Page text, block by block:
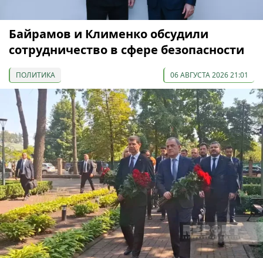
Байрамов и Клименко обсудили
сотрудничество в сфере безопасности
ПОЛИТИКА 06 АВГУСТА 2026 21:01